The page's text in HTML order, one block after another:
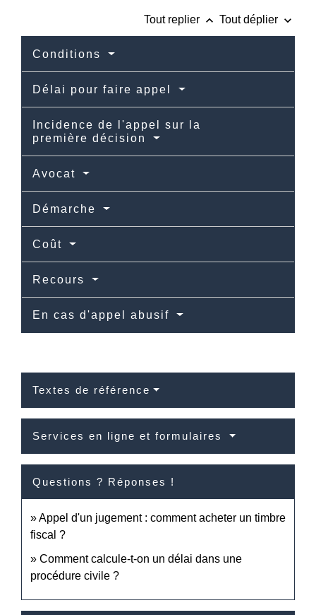
Tout replier keyboard_arrow_up Tout déplier keyboard_arrow_down
Conditions
Délai pour faire appel
Incidence de l'appel sur la
première décision
Avocat
Démarche
Coût
Recours
En cas d'appel abusif
Textes de référence
Services en ligne et formulaires
Questions ? Réponses !
Appel d'un jugement : comment acheter un timbre
fiscal ?
Comment calcule-t-on un délai dans une
procédure civile ?